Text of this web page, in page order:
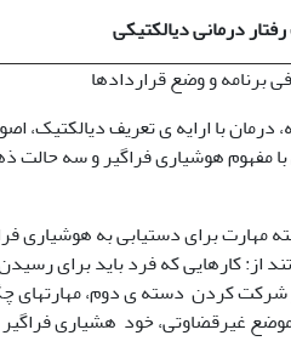
درمانی دیالکتیکی
برنامه و وضع قراردادها
با ارایه ی تعریف دیالکتیک،
با مفهوم هوشیاری فراگیر و سه
برای دستیابی به هوشیاری
از: کارهایی که فرد باید برای
کردن دسته ی دوم، مهارتهای
غیرقضاوتی، خود هشیاری